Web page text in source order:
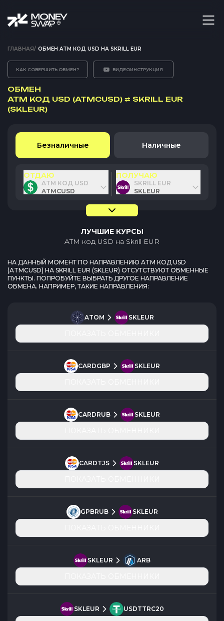
ГЛАВНАЯ/ ОБМЕН ATM КОД USD НА SKRILL EUR
КАК СОВЕРШИТЬ ОБМЕН? ВИДЕОИНСТРУКЦИЯ
ОБМЕН
ATM КОД USD (ATMCUSD) ⇄ SKRILL EUR
(SKLEUR)
Безналичные Наличные
ОТДАЮ
ATM КОД USD
ATMCUSD
ПОЛУЧАЮ
SKRILL EUR
SKLEUR
ЛУЧШИЕ КУРСЫ
ATM код USD на Skrill EUR
НА ДАННЫЙ МОМЕНТ ПО НАПРАВЛЕНИЮ ATM КОД USD
(ATMCUSD) НА SKRILL EUR (SKLEUR) ОТСУТСТВУЮТ ОБМЕННЫЕ
ПУНКТЫ. ПОПРОБУЙТЕ ВЫБРАТЬ ДРУГОЕ НАПРАВЛЕНИЕ
ОБМЕНА. НАПРИМЕР, ТАКИЕ НАПРАВЛЕНИЯ:
ATOM SKLEUR
CARDGBP SKLEUR
CARDRUB SKLEUR
CARDTJS SKLEUR
GPBRUB SKLEUR
SKLEUR ARB
SKLEUR USDTTRC20